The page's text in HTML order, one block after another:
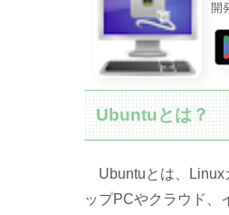
開
Ubuntuとは？
Ubuntuとは、Linux
ップPCやクラウド、